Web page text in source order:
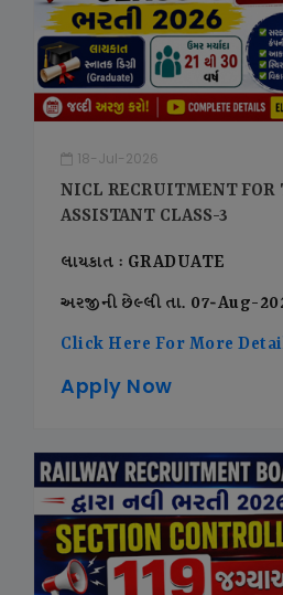
18-Jul-2026
NICL RECRUITMENT FOR
ASSISTANT CLASS-3
લાયકાત : GRADUATE
અરજીની છેલ્લી તા. 07-Aug-
Click Here For More
Apply Now